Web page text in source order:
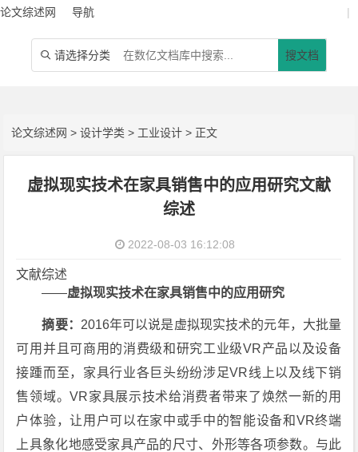
论文综述网 导航 |
 请选择分类 搜文档
论文综述网 >设计学类 > 工业设计 > 正文
虚拟现实技术在家具销售中的应用研究文献
综述
2022-08-03 16:12:08
文献综述
——虚拟现实技术在家具销售中的应用研究
摘要： 2016年可以说是虚拟现实技术的元年，大批量
可用并且可商用的消费级和研究工业级VR产品以及设备
接踵而至，家具行业各巨头纷纷涉足VR线上以及线下销
售领域。VR家具展示技术给消费者带来了焕然一新的用
户体验，让用户可以在家中或手中的智能设备和VR终端
上具象化地感受家具产品的尺寸、外形等各项参数。与此